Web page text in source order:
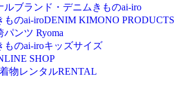
ルブランド・デニムきものai-iro
ものai-iroDENIM KIMONO PRODUCTS
パンツ Ryoma
ものai-iroキッズサイズ
SHOP
物レンタルRENTAL